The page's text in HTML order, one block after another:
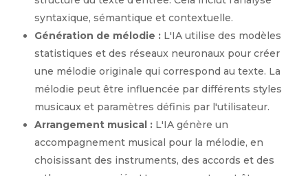
syntaxique, sémantique et contextuelle.
Génération de mélodie :L'IA utilise des modèles
statistiques et des réseaux neuronaux pour créer
une mélodie originale qui correspond au texte. La
mélodie peut être influencée par différents styles
musicaux et paramètres définis par l'utilisateur.
Arrangement musical :L'IA génère un
accompagnement musical pour la mélodie, en
choisissant des instruments, des accords et des